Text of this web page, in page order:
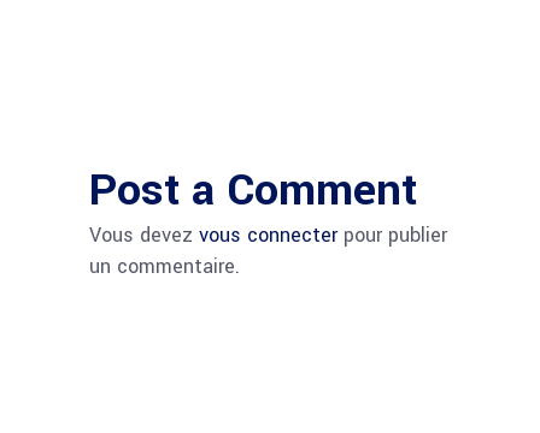
Post a Comment
Vous devez vous connecterpour publier
un commentaire.